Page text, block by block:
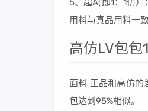
5、超A(即1：1仿
用料与真品用料一
高仿LV包包
面料 正品和高仿的
包达到95%相似。